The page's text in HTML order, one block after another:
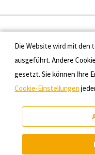
Die Website wird mit den
ausgeführt. Andere
gesetzt. Sie können Ihre
Cookie-Einstellungen